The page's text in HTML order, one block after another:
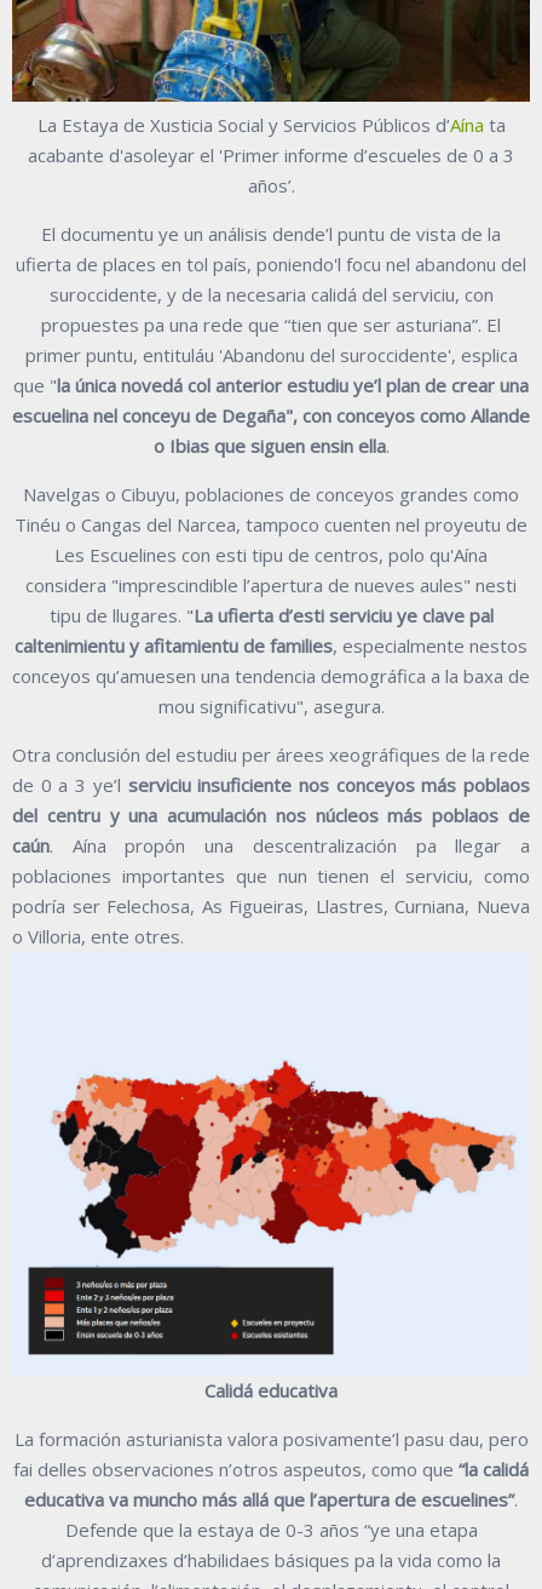
La Estaya de Xusticia Social y Servicios Públicos d’Aína ta
acabante d'asoleyar el 'Primer informe d’escueles de 0 a 3
años’.
El documentu ye un análisis dende’l puntu de vista de la
ufierta de places en tol país, poniendo'l focu nel abandonu del
suroccidente, y de la necesaria calidá del serviciu, con
propuestes pa una rede que “tien que ser asturiana”. El
primer puntu, entituláu 'Abandonu del suroccidente', esplica
que "la única novedá col anterior estudiu ye’l plan de crear una
escuelina nel conceyu de Degaña", con conceyos como Allande
o Ibias que siguen ensin ella.
Navelgas o Cibuyu, poblaciones de conceyos grandes como
Tinéu o Cangas del Narcea, tampoco cuenten nel proyeutu de
Les Escuelines con esti tipu de centros, polo qu'Aína
considera "imprescindible l’apertura de nueves aules" nesti
tipu de llugares. "La ufierta d’esti serviciu ye clave pal
caltenimientu y afitamientu de families, especialmente nestos
conceyos qu’amuesen una tendencia demográfica a la baxa de
mou significativu", asegura.
Otra conclusión del estudiu per árees xeográfiques de la rede
de 0 a 3 ye’l serviciu insuficiente nos conceyos más poblaos
del centru y una acumulación nos núcleos más poblaos de
caún. Aína propón una descentralización pa llegar a
poblaciones importantes que nun tienen el serviciu, como
podría ser Felechosa, As Figueiras, Llastres, Curniana, Nueva
o Villoria, ente otres.
Calidá educativa
La formación asturianista valora posivamente’l pasu dau, pero
fai delles observaciones n’otros aspeutos, como que “la calidá
educativa va muncho más allá que l’apertura de escuelines”.
Defende que la estaya de 0-3 años “ye una etapa
d’aprendizaxes d’habilidaes básiques pa la vida como la